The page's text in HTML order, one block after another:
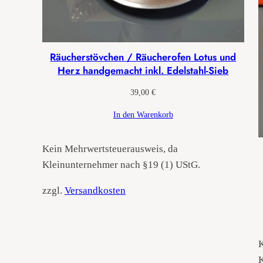
Räucherstövchen / Räucherofen Lotus und
Herz handgemacht inkl. Edelstahl-Sieb
39,00€
In den Warenkorb
Kein Mehrwertsteuerausweis, da
Kleinunternehmer nach §19 (1) UStG.
zzgl. Versandkosten